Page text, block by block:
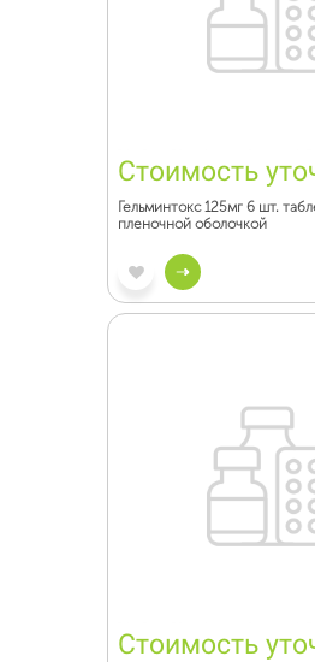
Стоимость
Гельминтокс 125мг 6 шт.
пленочной оболочкой
Стоимость